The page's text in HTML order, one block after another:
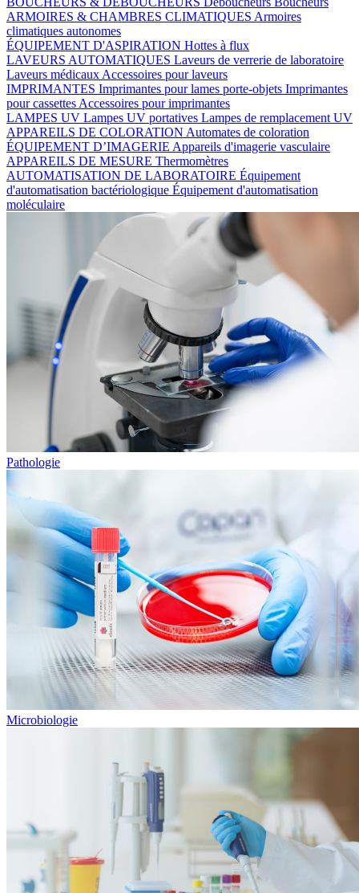
ARMOIRES & CHAMBRES CLIMATIQUES Armoires
climatiques autonomes
ÉQUIPEMENT D'ASPIRATION Hottes à flux
LAVEURS AUTOMATIQUES Laveurs de verrerie de laboratoire
Laveurs médicaux Accessoires pour laveurs
IMPRIMANTES Imprimantes pour lames porte-objets Imprimantes
pour cassettes Accessoires pour imprimantes
LAMPES UV Lampes UV portatives Lampes de remplacement UV
APPAREILS DE COLORATION Automates de coloration
ÉQUIPEMENT D’IMAGERIE Appareils d'imagerie vasculaire
APPAREILS DE MESURE Thermomètres
AUTOMATISATION DE LABORATOIRE Équipement
d'automatisation bactériologique Équipement d'automatisation
moléculaire
Pathologie
Microbiologie